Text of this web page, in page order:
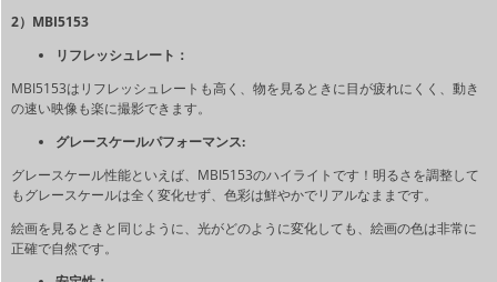
2）MBI5153
リフレッシュレート：
MBI5153はリフレッシュレートも高く、物を見るときに目が疲れにくく、動き
の速い映像も楽に撮影できます。
グレースケールパフォーマンス:
グレースケール性能といえば、MBI5153のハイライトです！明るさを調整して
もグレースケールは全く変化せず、色彩は鮮やかでリアルなままです。
絵画を見るときと同じように、光がどのように変化しても、絵画の色は非常に
正確で自然です。